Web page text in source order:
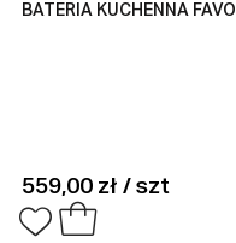
BATERIA KUCHENNA FAVO
559,00 zł / szt